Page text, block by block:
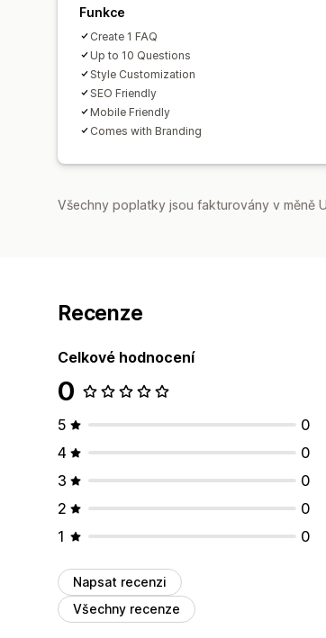
Funkce
Create 1 FAQ
Up to 10 Questions
Style Customization
SEO Friendly
Mobile Friendly
Comes with Branding
Všechny poplatky jsou fakturovány v měně
Recenze
Celkové hodnocení
0
5
0
4
0
3
0
2
0
1
0
Napsat recenzi
Všechny recenze